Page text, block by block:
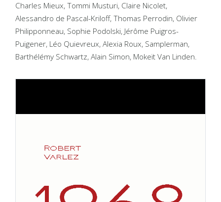
Charles Mieux, Tommi Musturi, Claire Nicolet,
Alessandro de Pascal-Kriloff, Thomas Perrodin, Olivier
Philipponneau, Sophie Podolski, Jérôme Puigros-
Puigener, Léo Quievreux, Alexia Roux, Samplerman,
Barthélémy Schwartz, Alain Simon, Mokeït Van Linden.